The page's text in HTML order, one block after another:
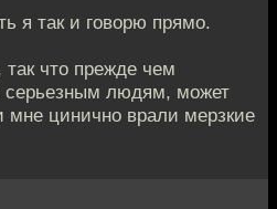
я так и говорю прямо.
что прежде чем
серьезным людям, может
мне цинично врали мерзкие